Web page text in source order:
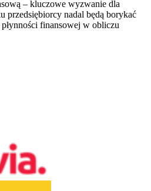
– kluczowe wyzwanie dla
przedsiębiorcy nadal będą borykać
finansowej w obliczu